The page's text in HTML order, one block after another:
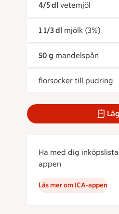
4/5 dl vetemjöl
1 1/3 dl mjölk (3%)
50 g mandelspån
florsocker till pudring
Ha med dig
appen
Läs mer om ICA-appen